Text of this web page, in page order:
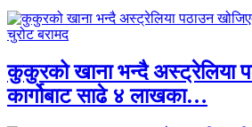
कुकुरको खाना भन्दै अस्ट्रेलिया
कार्गोबाट साढे ४ लाखका…